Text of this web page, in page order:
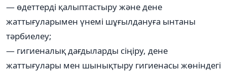
— өдеттерді қалыптастыру және дене
жаттығуларымен үнемі шұғылдануға ынтаны
тәрбиелеу;
— гигиеналық дағдыларды сіңіру, дене
жаттығулары мен шынықтыру гигиенасы жөніндегі